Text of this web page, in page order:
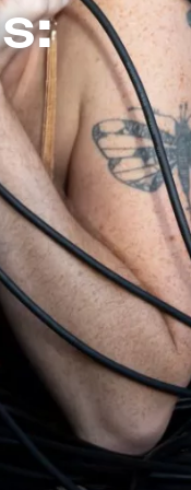
Theater in
Was
sie
zwischen
mit den zwei